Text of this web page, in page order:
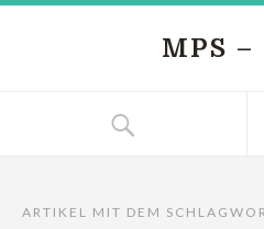
MPS
ARTIKEL MIT DEM